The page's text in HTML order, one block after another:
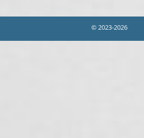
© 2023-2026